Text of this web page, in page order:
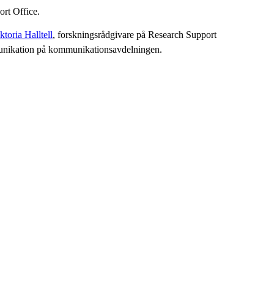
Office.
Halltell, forskningsrådgivare på Research Support
på kommunikationsavdelningen.